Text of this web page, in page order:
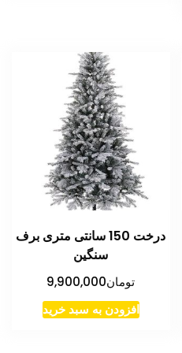
درخت 150 سانتی متری برف
سنگین
تومان9,900,000
افزودن به سبد خرید